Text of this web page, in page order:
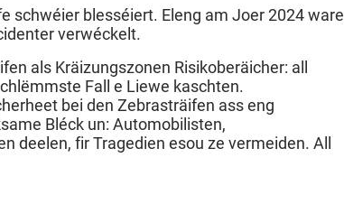
schwéier blesséiert. Eleng am Joer 2024 ware
verwéckelt.
als Kräizungszonen Risikoberäicher: all
Fall e Liewe kaschten.
bei den Zebrasträifen ass eng
Bléck un: Automobilisten,
deelen, fir Tragedien esou ze vermeiden. All